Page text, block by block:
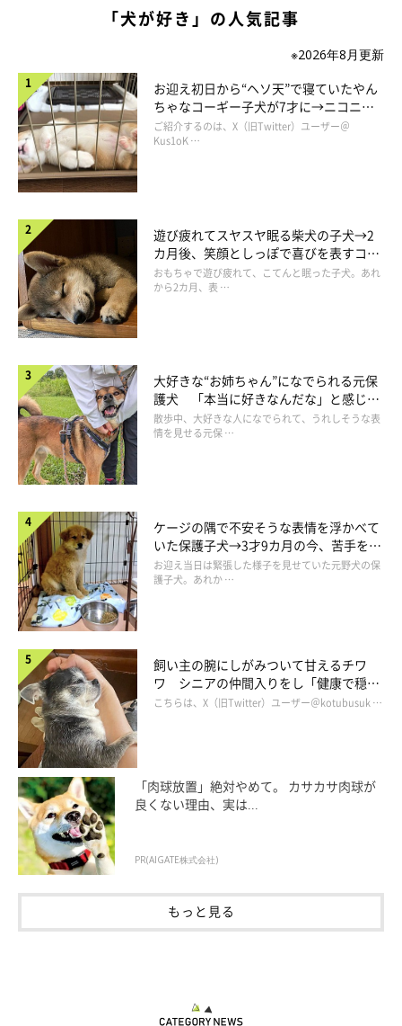
「犬が好き」の人気記事
※2026年8月更新
お迎え初日から“ヘソ天”で寝ていたやん
ちゃなコーギー子犬が7才に→ニコニ
コ“コーギースマイル”が魅力のコに成
長！
ご紹介するのは、X（旧Twitter）ユーザー＠
Kus1oK …
遊び疲れてスヤスヤ眠る柴犬の子犬→2
カ月後、笑顔としっぽで喜びを表すコに
成長！
おもちゃで遊び疲れて、こてんと眠った子犬。あれ
から2カ月、表 …
大好きな“お姉ちゃん”になでられる元保
護犬 「本当に好きなんだな」と感じる
表情にほっこり
散歩中、大好きな人になでられて、うれしそうな表
情を見せる元保 …
ケージの隅で不安そうな表情を浮かべて
いた保護子犬→3才9カ月の今、苦手を克
服し頼もしいコに成長！
お迎え当日は緊張した様子を見せていた元野犬の保
護子犬。あれか …
飼い主の腕にしがみついて甘えるチワ
ワ シニアの仲間入りをし「健康で穏や
かな暮らしが続いてほしい」と願う
こちらは、X（旧Twitter）ユーザー＠kotubusuk …
「肉球放置」絶対やめて。 カサカサ肉球が
良くない理由、実は...
PR(AIGATE株式会社)
もっと見る